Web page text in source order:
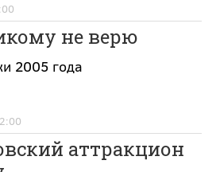
не верю
2005 года
аттракцион